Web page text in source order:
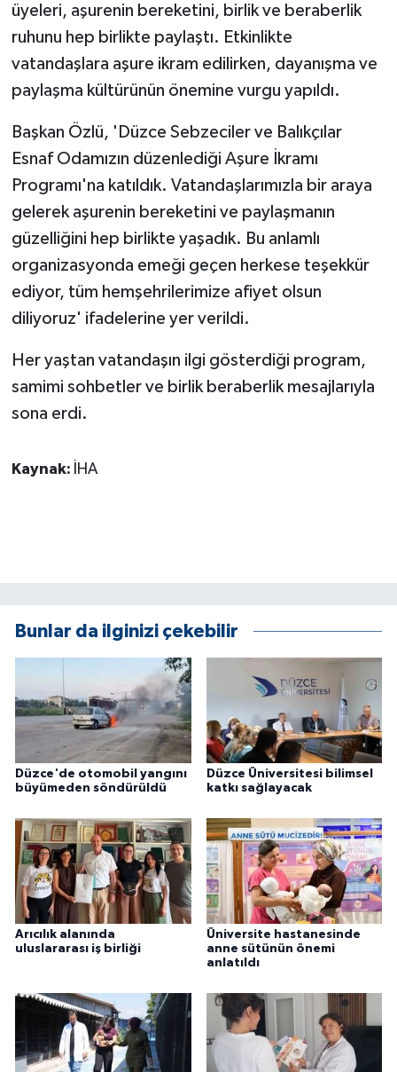
üyeleri, aşurenin bereketini, birlik ve beraberlik
ruhunu hep birlikte paylaştı. Etkinlikte
vatandaşlara aşure ikram edilirken, dayanışma ve
paylaşma kültürünün önemine vurgu yapıldı.
Başkan Özlü, 'Düzce Sebzeciler ve Balıkçılar
Esnaf Odamızın düzenlediği Aşure İkramı
Programı'na katıldık. Vatandaşlarımızla bir araya
gelerek aşurenin bereketini ve paylaşmanın
güzelliğini hep birlikte yaşadık. Bu anlamlı
organizasyonda emeği geçen herkese teşekkür
ediyor, tüm hemşehrilerimize afiyet olsun
diliyoruz' ifadelerine yer verildi.
Her yaştan vatandaşın ilgi gösterdiği program,
samimi sohbetler ve birlik beraberlik mesajlarıyla
sona erdi.
Kaynak: İHA
Bunlar da ilginizi çekebilir
Düzce'de otomobil yangını
büyümeden söndürüldü
Düzce Üniversitesi bilimsel
katkı sağlayacak
Arıcılık alanında
uluslararası iş birliği
Üniversite hastanesinde
anne sütünün önemi
anlatıldı
POLİTİKA
Sağlık
SPOR HABERLERİ
TEKNOLOJİ
Turizm
ÜLKE GÜNDEMİ
YEREL